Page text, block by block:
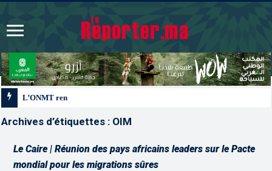
L’ONMT renforce l’attractivité des régions grâce à une connectivité aé
Archives d’étiquettes : OIM
Le Caire | Réunion des pays africains leaders sur le Pacte
mondial pour les migrations sûres